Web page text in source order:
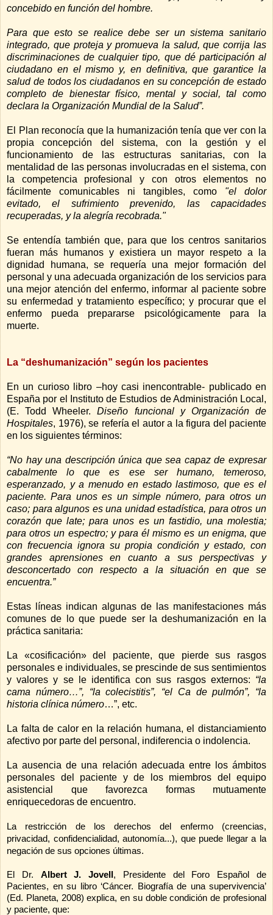
concebido en función del hombre.
Para que esto se realice debe ser un sistema sanitario
integrado, que proteja y promueva la salud, que corrija las
discriminaciones de cualquier tipo, que dé participación al
ciudadano en el mismo y, en definitiva, que garantice la
salud de todos los ciudadanos en su concepción de estado
completo de bienestar físico, mental y social, tal como
declara la Organización Mundial de la Salud”.
El Plan reconocía que la humanización tenía que ver con la
propia concepción del sistema, con la gestión y el
funcionamiento de las estructuras sanitarias, con la
mentalidad de las personas involucradas en el sistema, con
la competencia profesional y con otros elementos no
fácilmente comunicables ni tangibles, como "el dolor
evitado, el sufrimiento prevenido, las capacidades
recuperadas, y la alegría recobrada."
Se entendía también que, para que los centros sanitarios
fueran más humanos y existiera un mayor respeto a la
dignidad humana, se requería una mejor formación del
personal y una adecuada organización de los servicios para
una mejor atención del enfermo, informar al paciente sobre
su enfermedad y tratamiento específico; y procurar que el
enfermo pueda prepararse psicológicamente para la
muerte.
La “deshumanización” según los pacientes
En un curioso libro –hoy casi inencontrable- publicado en
España por el Instituto de Estudios de Administración Local,
(E. Todd Wheeler.Diseño funcional y Organización de
Hospitales, 1976), se refería el autor a la figura del paciente
en los siguientes términos:
“No hay una descripción única que sea capaz de expresar
cabalmente lo que es ese ser humano, temeroso,
esperanzado, y a menudo en estado lastimoso, que es el
paciente. Para unos es un simple número, para otros un
caso; para algunos es una unidad estadística, para otros un
corazón que late; para unos es un fastidio, una molestia;
para otros un espectro; y para él mismo es un enigma, que
con frecuencia ignora su propia condición y estado, con
grandes aprensiones en cuanto a sus perspectivas y
desconcertado con respecto a la situación en que se
encuentra.”
Estas líneas indican algunas de las manifestaciones más
comunes de lo que puede ser la deshumanización en la
práctica sanitaria:
La «cosificación» del paciente, que pierde sus rasgos
personales e individuales, se prescinde de sus sentimientos
y valores y se le identifica con sus rasgos externos: “la
cama número…”, “la colecistitis”, “el Ca de pulmón”, “la
historia clínica número…”, etc.
La falta de calor en la relación humana, el distanciamiento
afectivo por parte del personal, indiferencia o indolencia.
La ausencia de una relación adecuada entre los ámbitos
personales del paciente y de los miembros del equipo
asistencial que favorezca formas mutuamente
enriquecedoras de encuentro.
La restricción de los derechos del enfermo (creencias,
privacidad, confidencialidad, autonomía...), que puede llegar a la
negación de sus opciones últimas.
El Dr. Albert J. Jovell , Presidente del Foro Español de
Pacientes, en su libro ‘Cáncer. Biografía de una supervivencia’
(Ed. Planeta, 2008) explica, en su doble condición de profesional
y paciente, que: